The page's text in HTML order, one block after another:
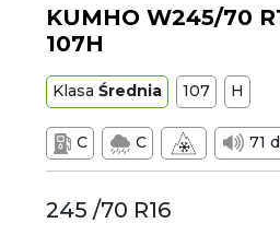
KUMHO W245/70
107H
KlasaŚrednia 107 H
C C 71
245 /70 R16